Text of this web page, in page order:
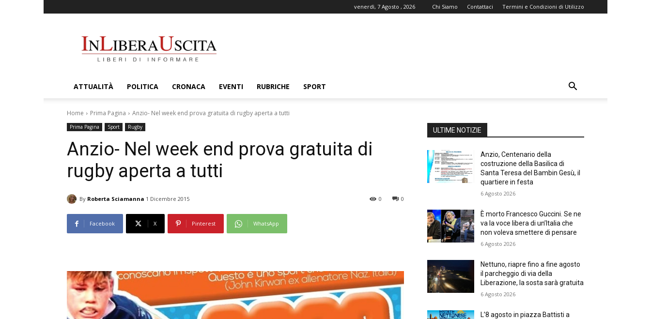
venerdì, 7 Agosto , 2026 Chi Siamo Contattaci Termini e Condizioni di Utilizzo
ATTUALITÀ POLITICA CRONACA EVENTI RUBRICHE SPORT
Home Prima Pagina Anzio- Nel week end prova gratuita di rugby aperta a tutti
Prima Pagina Sport Rugby
Anzio- Nel week end prova gratuita di
rugby aperta a tutti
By Roberta Sciamanna 1 Dicembre 2015 0
0
Facebook X Pinterest WhatsApp
ULTIME NOTIZIE
Anzio, Centenario della
costruzione della Basilica di
Santa Teresa del Bambin Gesù, il
quartiere in festa
6 Agosto 2026
È morto Francesco Guccini. Se ne
va la voce libera di un’Italia che
non voleva smettere di pensare
6 Agosto 2026
Nettuno, riapre fino a fine agosto
il parcheggio di via della
Liberazione, la sosta sarà gratuita
6 Agosto 2026
L’8 agosto in piazza Battisti a